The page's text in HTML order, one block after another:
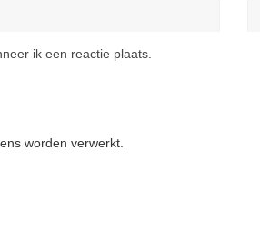
ik een reactie plaats.
worden verwerkt